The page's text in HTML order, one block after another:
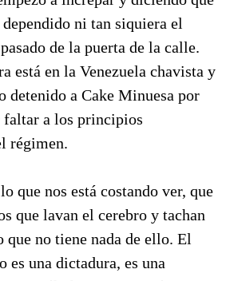
ni tan siquiera el
de la puerta de la calle.
está en la Venezuela chavista y
detenido a Cake Minuesa por
a los principios
régimen.
que nos está costando ver, que
que lavan el cerebro y tachan
que no tiene nada de ello. El
es una dictadura, es una